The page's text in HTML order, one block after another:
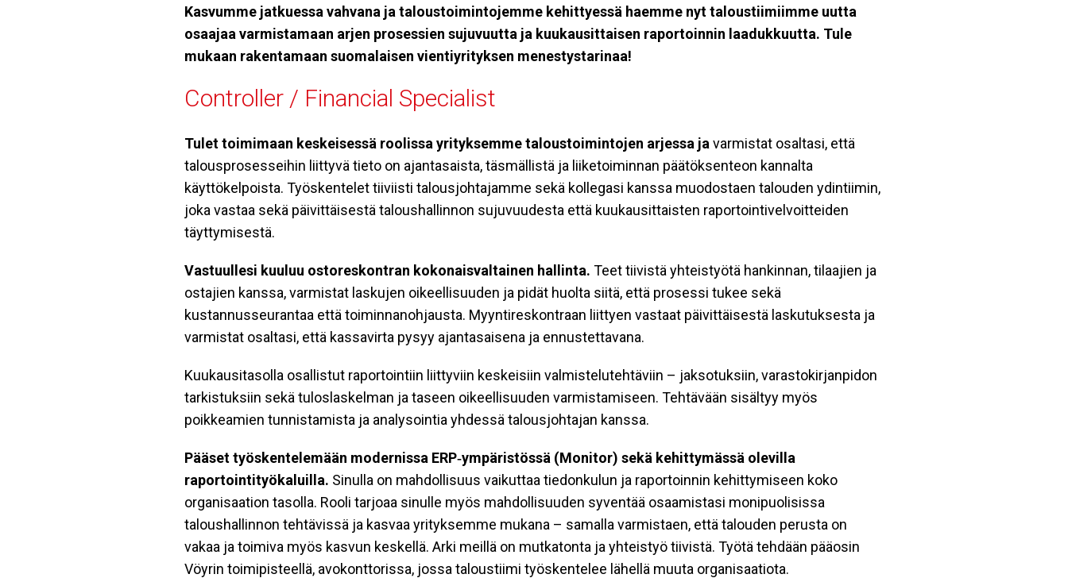
Kasvumme jatkuessa vahvana ja taloustoimintojemme kehittyessä haemme nyt taloustiimiimme uutta
osaajaa varmistamaan arjen prosessien sujuvuutta ja kuukausittaisen raportoinnin laadukkuutta. Tule
mukaan rakentamaan suomalaisen vientiyrityksen menestystarinaa!
Controller / Financial Specialist
Tulet toimimaan keskeisessä roolissa yrityksemme taloustoimintojen arjessa ja varmistat osaltasi, että
talousprosesseihin liittyvä tieto on ajantasaista, täsmällistä ja liiketoiminnan päätöksenteon kannalta
käyttökelpoista. Työskentelet tiiviisti talousjohtajamme sekä kollegasi kanssa muodostaen talouden ydintiimin,
joka vastaa sekä päivittäisestä taloushallinnon sujuvuudesta että kuukausittaisten raportointivelvoitteiden
täyttymisestä.
Vastuullesi kuuluu ostoreskontran kokonaisvaltainen hallinta. Teet tiivistä yhteistyötä hankinnan, tilaajien ja
ostajien kanssa, varmistat laskujen oikeellisuuden ja pidät huolta siitä, että prosessi tukee sekä
kustannusseurantaa että toiminnanohjausta. Myyntireskontraan liittyen vastaat päivittäisestä laskutuksesta ja
varmistat osaltasi, että kassavirta pysyy ajantasaisena ja ennustettavana.
Kuukausitasolla osallistut raportointiin liittyviin keskeisiin valmistelutehtäviin – jaksotuksiin, varastokirjanpidon
tarkistuksiin sekä tuloslaskelman ja taseen oikeellisuuden varmistamiseen. Tehtävään sisältyy myös
poikkeamien tunnistamista ja analysointia yhdessä talousjohtajan kanssa.
Pääset työskentelemään modernissa ERP‑ympäristössä (Monitor) sekä kehittymässä olevilla
raportointityökaluilla. Sinulla on mahdollisuus vaikuttaa tiedonkulun ja raportoinnin kehittymiseen koko
organisaation tasolla. Rooli tarjoaa sinulle myös mahdollisuuden syventää osaamistasi monipuolisissa
taloushallinnon tehtävissä ja kasvaa yrityksemme mukana – samalla varmistaen, että talouden perusta on
vakaa ja toimiva myös kasvun keskellä. Arki meillä on mutkatonta ja yhteistyö tiivistä. Työtä tehdään pääosin
Vöyrin toimipisteellä, avokonttorissa, jossa taloustiimi työskentelee lähellä muuta organisaatiota.